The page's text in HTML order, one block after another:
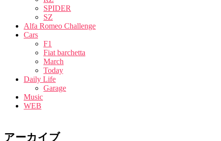
SPIDER
SZ
Alfa Romeo Challenge
Cars
F1
Fiat barchetta
March
Today
Daily Life
Garage
Music
WEB
アーカイブ